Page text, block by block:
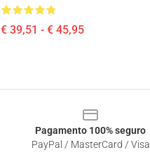
€ 39,51 - € 45,95
Pagamento 100% seguro
PayPal / MasterCard / Visa